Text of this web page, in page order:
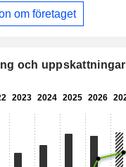
om företaget
och uppskattningar